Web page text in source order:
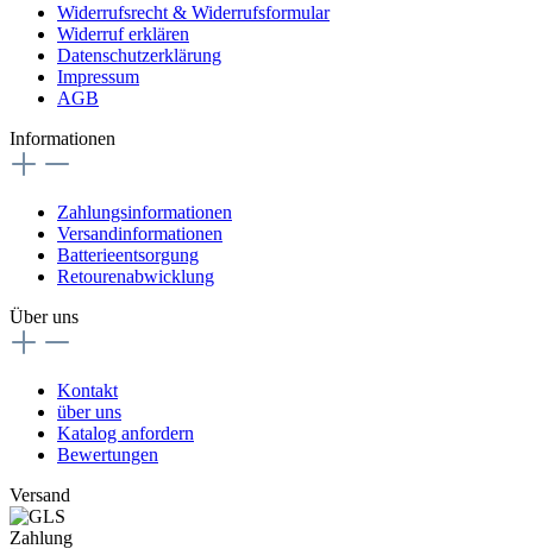
Widerrufsrecht & Widerrufsformular
Widerruf erklären
Datenschutzerklärung
Impressum
AGB
Informationen
Zahlungsinformationen
Versandinformationen
Batterieentsorgung
Retourenabwicklung
Über uns
Kontakt
über uns
Katalog anfordern
Bewertungen
Versand
Zahlung